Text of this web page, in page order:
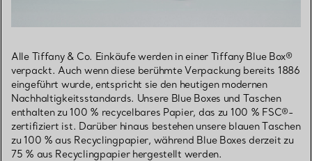
Alle Tiffany & Co. Einkäufe werden in einer Tiffany Blue Box®
verpackt. Auch wenn diese berühmte Verpackung bereits 1886
eingeführt wurde, entspricht sie den heutigen modernen
Nachhaltigkeitsstandards. Unsere Blue Boxes und Taschen
enthalten zu 100 % recycelbares Papier, das zu 100 % FSC®-
zertifiziert ist. Darüber hinaus bestehen unsere blauen Taschen
zu 100 % aus Recyclingpapier, während Blue Boxes derzeit zu
75 % aus Recyclingpapier hergestellt werden.